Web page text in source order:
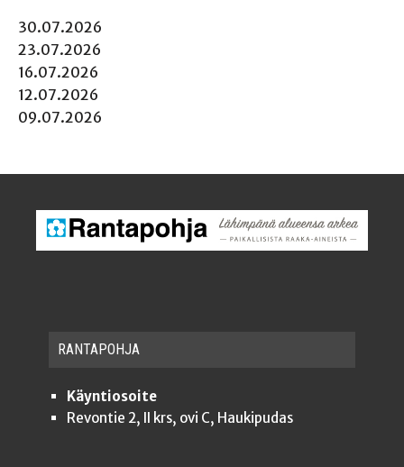
30.07.2026
23.07.2026
16.07.2026
12.07.2026
09.07.2026
RAN­TA­POH­JA
Käyntiosoite
Revontie 2, II krs, ovi C, Haukipudas